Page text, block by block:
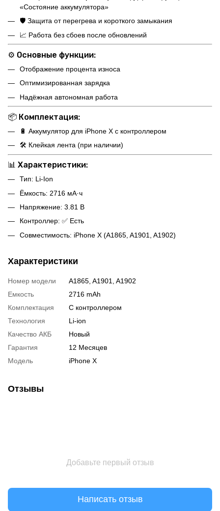
«Состояние аккумулятора»
🛡 Защита от перегрева и короткого замыкания
📈 Работа без сбоев после обновлений
⚙️ Основные функции:
Отображение процента износа
Оптимизированная зарядка
Надёжная автономная работа
📦 Комплектация:
🔋 Аккумулятор для iPhone X с контроллером
🛠 Клейкая лента (при наличии)
📊 Характеристики:
Тип: Li-Ion
Ёмкость: 2716 мА·ч
Напряжение: 3.81 В
Контроллер: ✅ Есть
Совместимость: iPhone X (A1865, A1901, A1902)
Характеристики
Номер модели
A1865, A1901, A1902
Емкость
2716 mAh
Комплектация
С контроллером
Технология
Li-ion
Качество АКБ
Новый
Гарантия
12 Месяцев
Модель
iPhone X
Отзывы
Добавьте первый отзыв
Написать отзыв